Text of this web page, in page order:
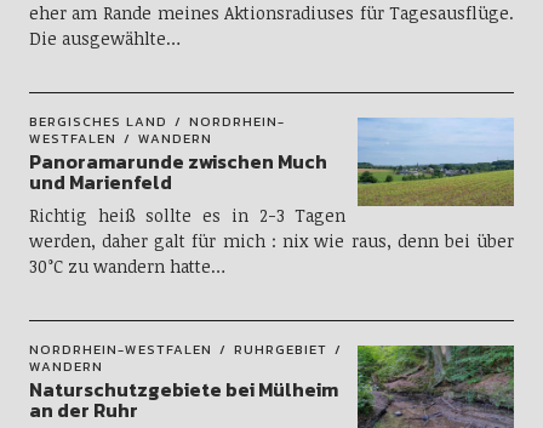
eher am Rande meines Aktionsradiuses für Tagesausflüge.
Die ausgewählte…
BERGISCHES LAND
NORDRHEIN-
WESTFALEN
WANDERN
Panoramarunde zwischen Much
und Marienfeld
Richtig heiß sollte es in 2-3 Tagen
werden, daher galt für mich : nix wie raus, denn bei über
30°C zu wandern hatte…
NORDRHEIN-WESTFALEN
RUHRGEBIET
WANDERN
Naturschutzgebiete bei Mülheim
an der Ruhr